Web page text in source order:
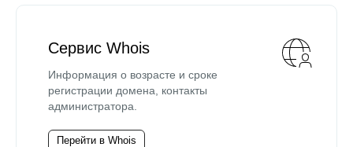
Сервис Whois
Информация о возрасте и сроке
регистрации домена, контакты
администратора.
Перейти в Whois